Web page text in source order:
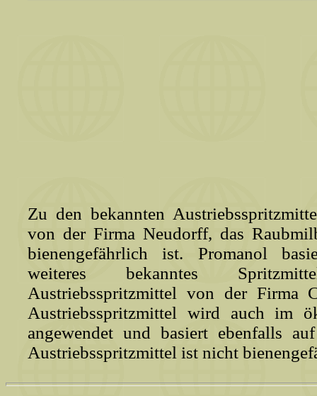
Zu den bekannten
von der Firma Neudorff, das
bienengefährlich ist. Promanol
weiteres bekanntes
Austriebsspritzmittel von der Firma
Austriebsspritzmittel wird auch im
angewendet und basiert ebenfalls
Austriebsspritzmittel ist nicht